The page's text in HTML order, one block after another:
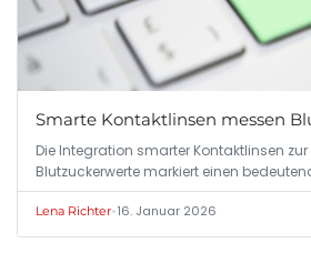
Smarte Kontaktlinsen messen
Die Integration smarter Kontaktlinsen
Blutzuckerwerte markiert einen
Lena Richter•16. Januar 2026